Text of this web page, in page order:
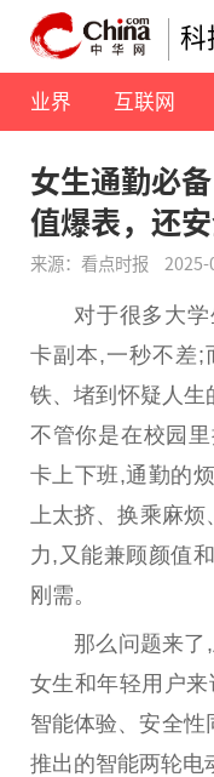
科
业界 互联网
女生通勤必
值爆表，还
来源：看点时报 2025-
对于很多大
卡副本,一秒不差;
铁、堵到怀疑人生
不管你是在校园
卡上下班,通勤的
上太挤、换乘麻
力,又能兼顾颜值
刚需。
那么问题来了
女生和年轻用户来
智能体验、安全性
推出的智能两轮电